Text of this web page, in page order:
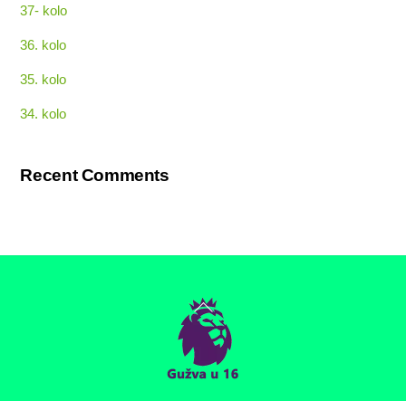
37- kolo
36. kolo
35. kolo
34. kolo
Recent Comments
Back
To
Top